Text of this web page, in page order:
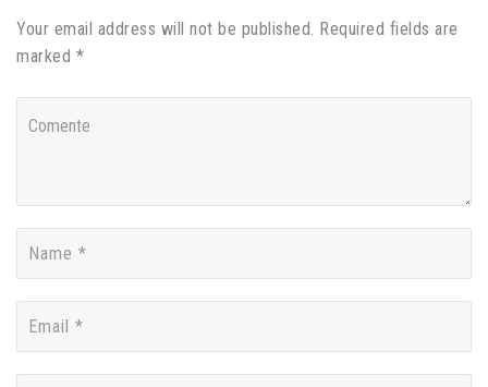
Your email address will not be published. Required fields are
marked *